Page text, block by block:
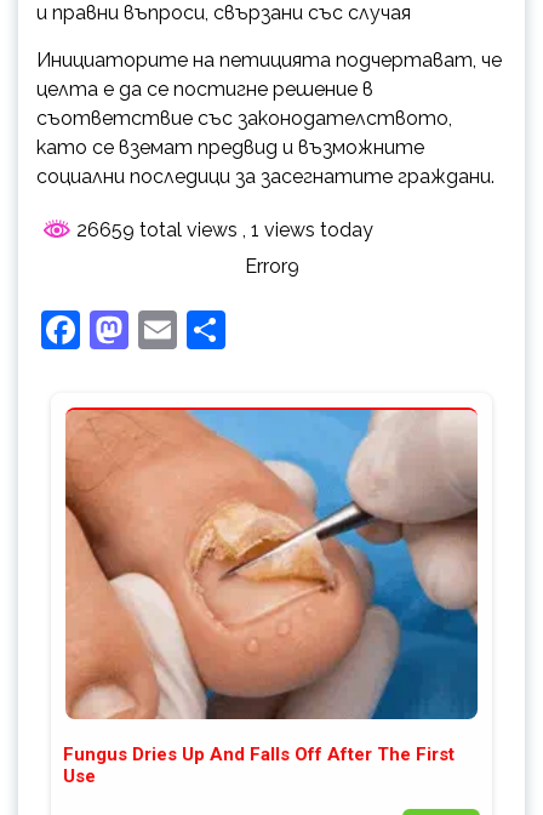
и правни въпроси, свързани със случая
Инициаторите на петицията подчертават, че
целта е да се постигне решение в
съответствие със законодателството,
като се вземат предвид и възможните
социални последици за засегнатите граждани.
26659 total views , 1 views today
Error9
Facebook
Mastodon
Email
Fungus Dries Up And Falls Off After The First
Use